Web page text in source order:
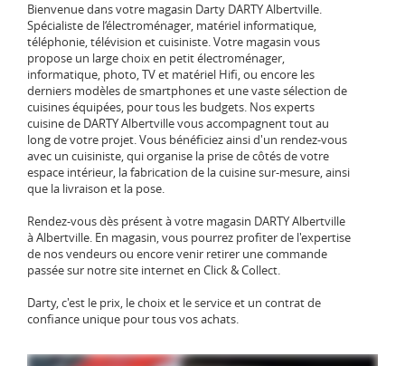
Bienvenue dans votre magasin Darty DARTY Albertville.
Spécialiste de l‘électroménager, matériel informatique,
téléphonie, télévision et cuisiniste. Votre magasin vous
propose un large choix en petit électroménager,
informatique, photo, TV et matériel Hifi, ou encore les
derniers modèles de smartphones et une vaste sélection de
cuisines équipées, pour tous les budgets. Nos experts
cuisine de DARTY Albertville vous accompagnent tout au
long de votre projet. Vous bénéficiez ainsi d'un rendez-vous
avec un cuisiniste, qui organise la prise de côtés de votre
espace intérieur, la fabrication de la cuisine sur-mesure, ainsi
que la livraison et la pose.
Rendez-vous dès présent à votre magasin DARTY Albertville
à Albertville. En magasin, vous pourrez profiter de l'expertise
de nos vendeurs ou encore venir retirer une commande
passée sur notre site internet en Click & Collect.
Darty, c'est le prix, le choix et le service et un contrat de
confiance unique pour tous vos achats.